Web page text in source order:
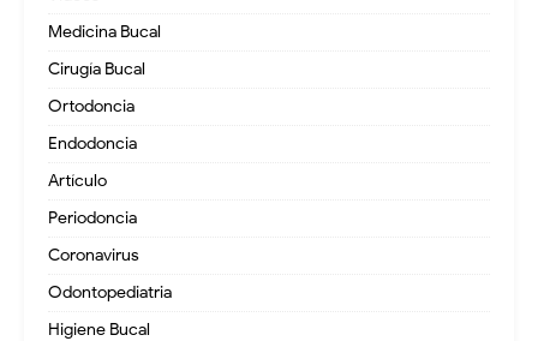
Medicina Bucal
Cirugía Bucal
Ortodoncia
Endodoncia
Artículo
Periodoncia
Coronavirus
Odontopediatria
Higiene Bucal